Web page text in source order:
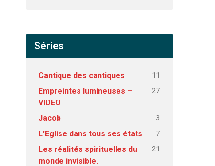
Séries
Cantique des cantiques 11
Empreintes lumineuses –
VIDEO
27
Jacob 3
L'Eglise dans tous ses états 7
Les réalités spirituelles du
monde invisible.
21